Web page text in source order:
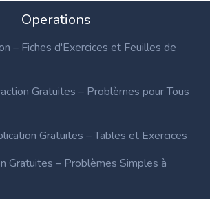
Operations
– Fiches d'Exercices et Feuilles de
Gratuites – Problèmes pour Tous
Gratuites – Tables et Exercices
Gratuites – Problèmes Simples à